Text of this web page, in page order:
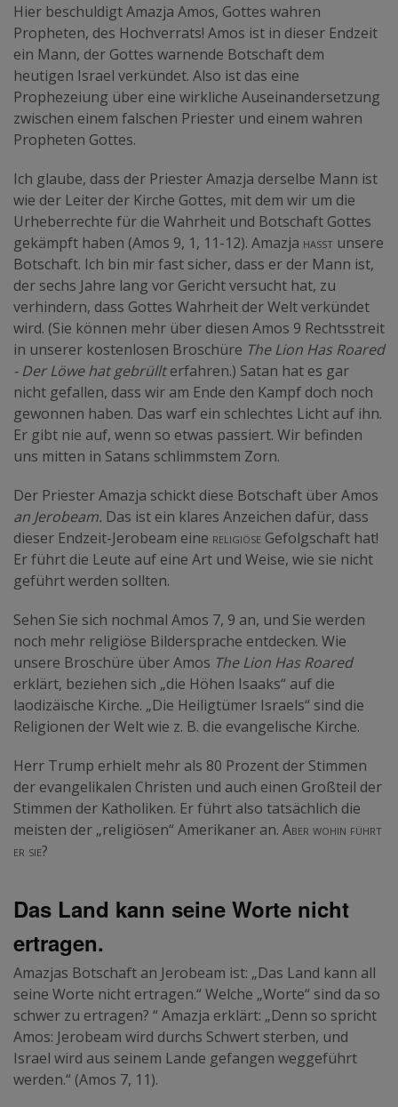
Hier beschuldigt Amazja Amos, Gottes wahren
Propheten, des Hochverrats! Amos ist in dieser Endzeit
ein Mann, der Gottes warnende Botschaft dem
heutigen Israel verkündet. Also ist das eine
Prophezeiung über eine wirkliche Auseinandersetzung
zwischen einem falschen Priester und einem wahren
Propheten Gottes.
Ich glaube, dass der Priester Amazja derselbe Mann ist
wie der Leiter der Kirche Gottes, mit dem wir um die
Urheberrechte für die Wahrheit und Botschaft Gottes
gekämpft haben (Amos 9, 1, 11-12). Amazja hasst unsere
Botschaft. Ich bin mir fast sicher, dass er der Mann ist,
der sechs Jahre lang vor Gericht versucht hat, zu
verhindern, dass Gottes Wahrheit der Welt verkündet
wird. (Sie können mehr über diesen Amos 9 Rechtsstreit
in unserer kostenlosen Broschüre The Lion Has Roared
- Der Löwe hat gebrüllterfahren.) Satan hat es gar
nicht gefallen, dass wir am Ende den Kampf doch noch
gewonnen haben. Das warf ein schlechtes Licht auf ihn.
Er gibt nie auf, wenn so etwas passiert. Wir befinden
uns mitten in Satans schlimmstem Zorn.
Der Priester Amazja schickt diese Botschaft über Amos
an Jerobeam. Das ist ein klares Anzeichen dafür, dass
dieser Endzeit-Jerobeam eine religiöse Gefolgschaft hat!
Er führt die Leute auf eine Art und Weise, wie sie nicht
geführt werden sollten.
Sehen Sie sich nochmal Amos 7, 9 an, und Sie werden
noch mehr religiöse Bildersprache entdecken. Wie
unsere Broschüre über Amos The Lion Has Roared
erklärt, beziehen sich „die Höhen Isaaks“ auf die
laodizäische Kirche. „Die Heiligtümer Israels“ sind die
Religionen der Welt wie z. B. die evangelische Kirche.
Herr Trump erhielt mehr als 80 Prozent der Stimmen
der evangelikalen Christen und auch einen Großteil der
Stimmen der Katholiken. Er führt also tatsächlich die
meisten der „religiösen“ Amerikaner an. Aber wohin führt
er sie?
Das Land kann seine Worte nicht
ertragen.
Amazjas Botschaft an Jerobeam ist: „Das Land kann all
seine Worte nicht ertragen.“ Welche „Worte“ sind da so
schwer zu ertragen? “ Amazja erklärt: „Denn so spricht
Amos: Jerobeam wird durchs Schwert sterben, und
Israel wird aus seinem Lande gefangen weggeführt
werden.“ (Amos 7, 11).